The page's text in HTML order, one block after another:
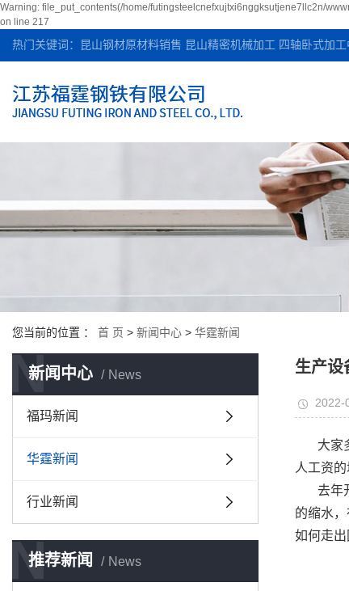
Warning: file_put_contents(/home/futingsteelcnefxujtxi6nggksutjene7llc2n/
on line 217
热门关键词： 昆山钢材原材料销售 昆山精密机械加工 四轴卧式加
您当前的位置 ： 首 页 > 新闻中心 > 华霆新闻
新闻中心 News
N
福玛新闻
华霆新闻
行业新闻
推荐新闻 News
N
生产设
2022-
大家
人工资
去年
的缩水
如何走